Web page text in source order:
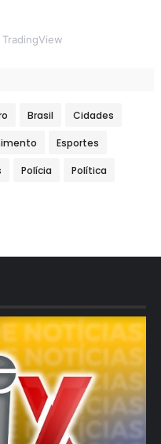
Brasil Cidades
Esportes
Polícia Política